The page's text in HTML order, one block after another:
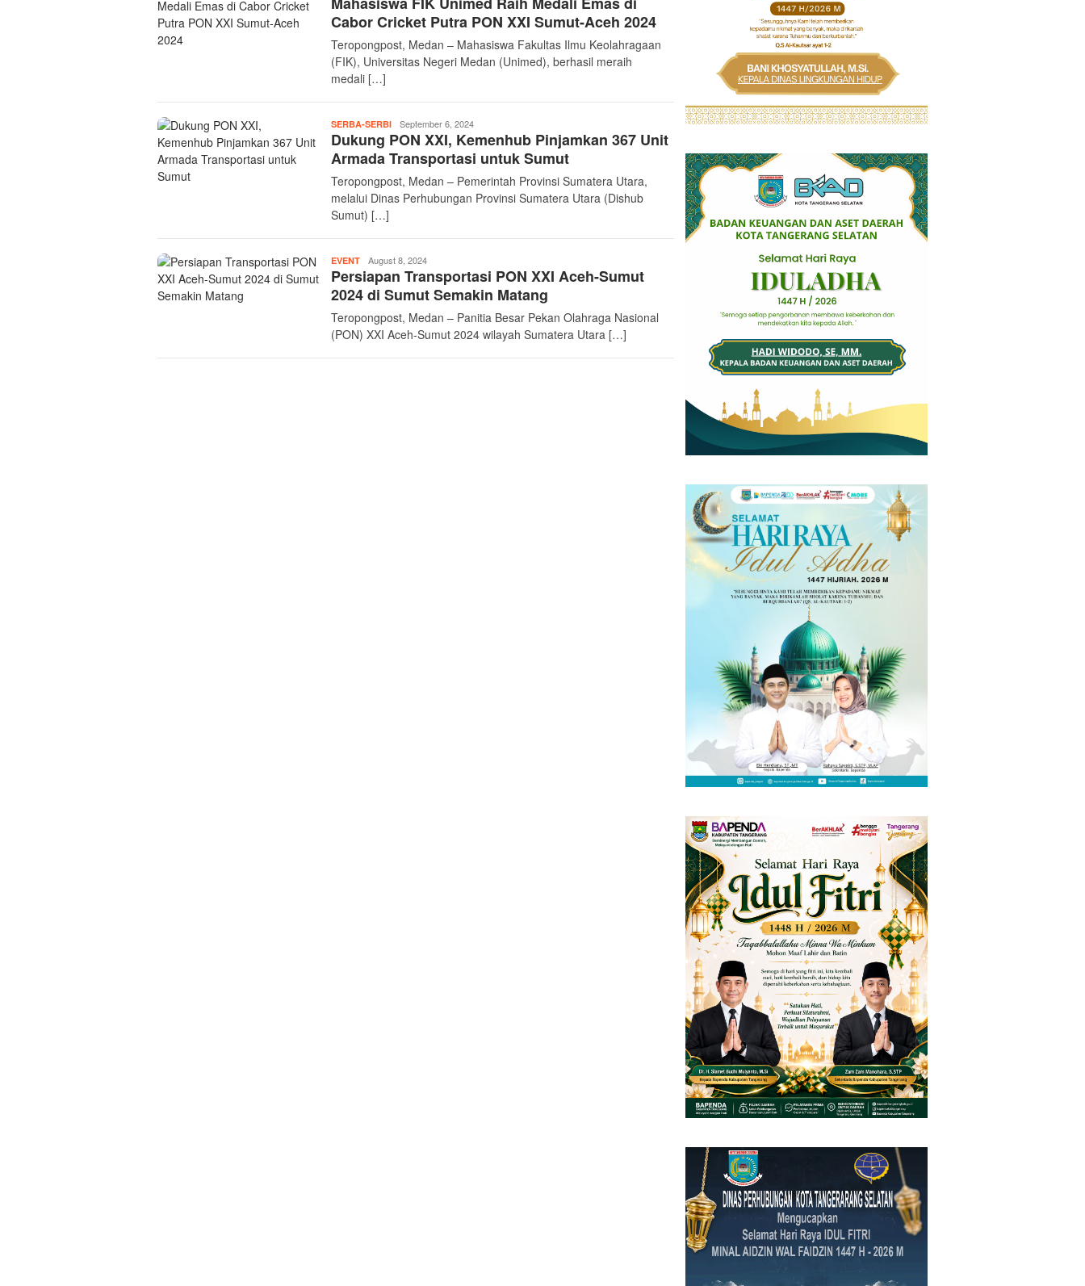
Cabor Cricket Putra PON XXI Sumut-Aceh 2024
Teropongpost, Medan – Mahasiswa Fakultas Ilmu Keolahragaan
(FIK), Universitas Negeri Medan (Unimed), berhasil meraih
medali […]
SERBA-SERBI teropongpost
September 6, 2024
Dukung PON XXI, Kemenhub Pinjamkan 367 Unit
Armada Transportasi untuk Sumut
Teropongpost, Medan – Pemerintah Provinsi Sumatera Utara,
melalui Dinas Perhubungan Provinsi Sumatera Utara (Dishub
Sumut) […]
EVENT teropongpost
August 8, 2024
Persiapan Transportasi PON XXI Aceh-Sumut
2024 di Sumut Semakin Matang
Teropongpost, Medan – Panitia Besar Pekan Olahraga Nasional
(PON) XXI Aceh-Sumut 2024 wilayah Sumatera Utara […]